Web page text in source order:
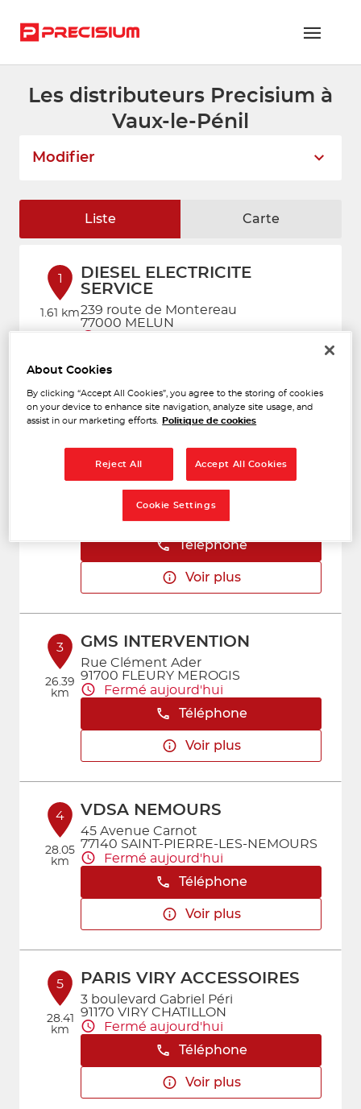
RÉSEAU PRECISIUM
NOUS REJOINDRE
CONTACTEZ-NOUS
ESPACE ADHÉRENT
Les distributeurs Precisium à
Vaux-le-Pénil
Modifier
Liste Carte
1
1.61 km
DIESEL ELECTRICITE
SERVICE
239 route de Montereau
77000 MELUN
Voir plus
AAPNC - CHAMBON SAS
VERT SAINT DENIS
ALLEE DE LA CROIX RIGAUD
77240 VERT-SAINT-DENIS
Fermé aujourd'hui
Téléphone
Voir plus
3
26.39
km
GMS INTERVENTION
Rue Clément Ader
91700 FLEURY MEROGIS
Fermé aujourd'hui
Téléphone
Voir plus
4
28.05
km
VDSA NEMOURS
45 Avenue Carnot
77140 SAINT-PIERRE-LES-NEMOURS
Fermé aujourd'hui
Téléphone
Voir plus
5
28.41
km
PARIS VIRY ACCESSOIRES
3 boulevard Gabriel Péri
91170 VIRY CHATILLON
Fermé aujourd'hui
Téléphone
Voir plus
About Cookies
By clicking “Accept All Cookies”, you agree to the storing of cookies
on your device to enhance site navigation, analyze site usage, and
assist in our marketing efforts.
Politique de cookies
Reject All Accept All Cookies
Cookie Settings